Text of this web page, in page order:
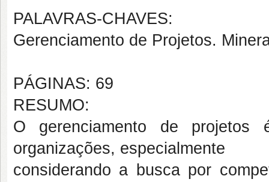
PALAVRAS-CHAVES:
Gerenciamento de Projetos.
PÁGINAS: 69
RESUMO:
O gerenciamento de
organizações, especialmente
considerando a busca por